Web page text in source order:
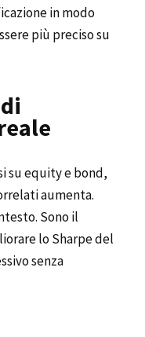
in modo
più preciso su
su equity e bond,
aumenta.
Sono il
lo Sharpe del
senza